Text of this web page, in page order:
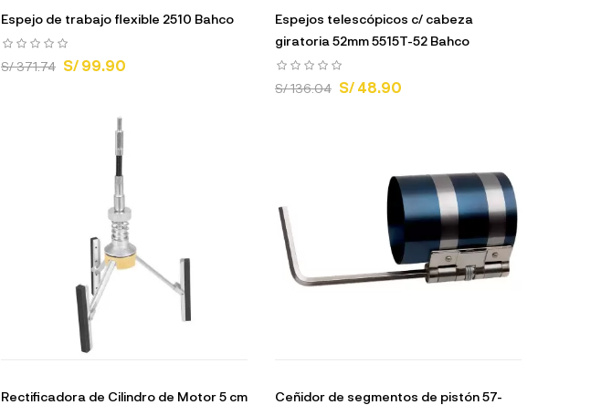
Espejo de trabajo flexible 2510 Bahco
S/ 371.74 S/ 99.90
Espejos telescópicos c/ cabeza
giratoria 52mm 5515T-52 Bahco
S/ 136.04 S/ 48.90
Rectificadora de Cilindro de Motor 5 cm
Ceñidor de segmentos de pistón 57-